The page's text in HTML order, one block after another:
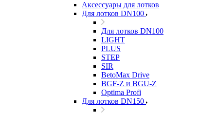
Аксессуары для лотков
Для лотков DN100
Для лотков DN100
LIGHT
PLUS
STEP
SIR
BetoMax Drive
BGF-Z и BGU-Z
Optima Profi
Для лотков DN150